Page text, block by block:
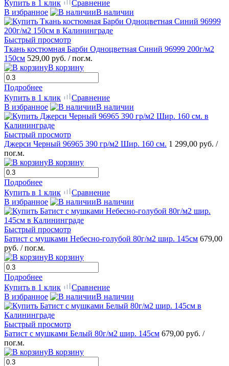
Купить в 1 клик
Сравнение
В избранное
В наличии
Быстрый просмотр
Ткань костюмная Барби Одноцветная Синий 96999 200г/м2
150см 529,00 руб. / пог.м.
В корзину
Подробнее
Купить в 1 клик
Сравнение
В избранное
В наличии
Быстрый просмотр
Джерси Черный 96965 390 гр/м2 Шир. 160 см. 1 299,00 руб. /
пог.м.
В корзину
Подробнее
Купить в 1 клик
Сравнение
В избранное
В наличии
Быстрый просмотр
Батист с мушками Небесно-голубой 80г/м2 шир. 145см 679,00
руб. / пог.м.
В корзину
Подробнее
Купить в 1 клик
Сравнение
В избранное
В наличии
Быстрый просмотр
Батист с мушками Белый 80г/м2 шир. 145см 679,00 руб. /
пог.м.
В корзину